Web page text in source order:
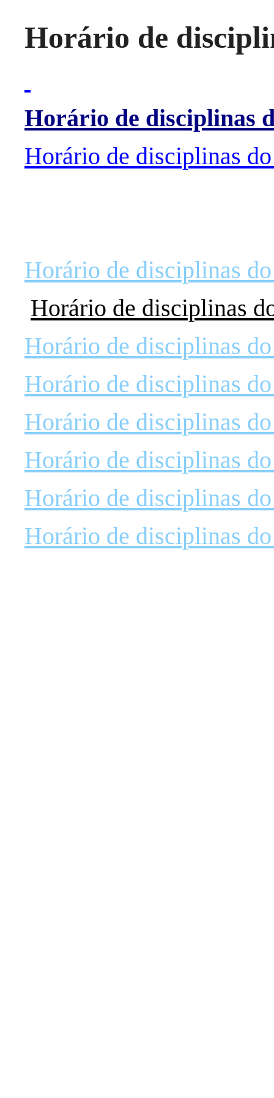
Horário de
Horário de disciplinas
Horário de disciplinas do
Horário de disciplinas do
Horário de disciplinas
Horário de disciplinas
Horário de disciplinas
Horário de disciplinas do
Horário de disciplinas do
Horário de disciplinas do
Horário de disciplinas do